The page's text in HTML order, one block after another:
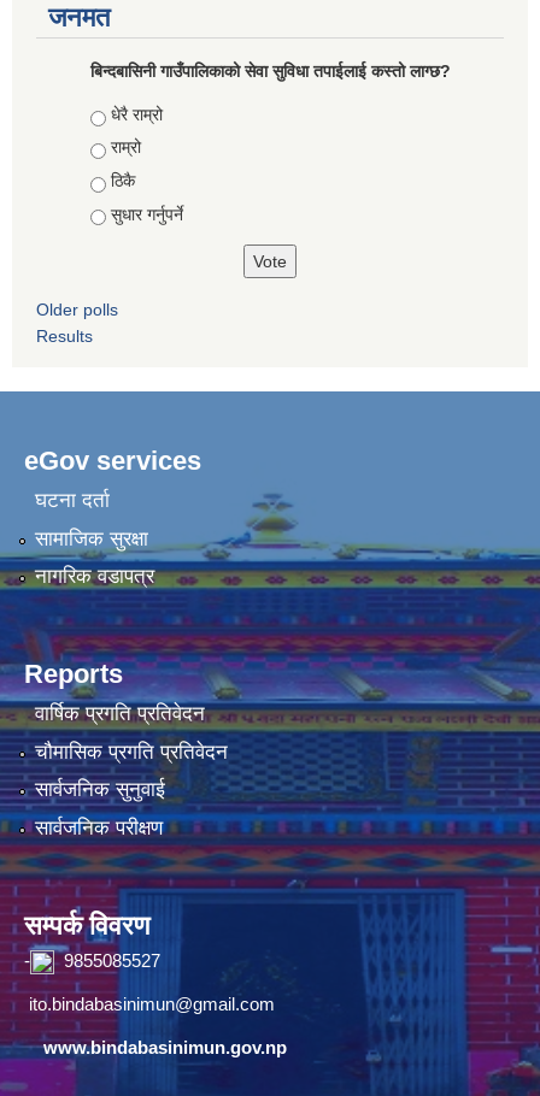
जनमत
बिन्दबासिनी गाउँपालिकाको सेवा सुविधा तपाईलाई कस्तो लाग्छ?
Choices
धेरै राम्रो
राम्रो
ठिकै
सुधार गर्नुपर्ने
Older polls
Results
eGov services
घटना दर्ता
सामाजिक सुरक्षा
नागरिक वडापत्र
Reports
वार्षिक प्रगति प्रतिवेदन
चौमासिक प्रगति प्रतिवेदन
सार्वजनिक सुनुवाई
सार्वजनिक परीक्षण
सम्पर्क विवरण
- 9855085527
ito.bindabasinimun@gmail.com
www.bindabasinimun.gov.np